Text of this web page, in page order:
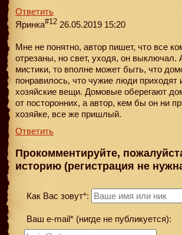
Ответить
Яринка#12 26.05.2019 15:20
Мне не понятно, автор пишет, что все
отрезаны, но свет, уходя, он выключал.
мистики, то вполне может быть, что
понравилось, что чужие люди приходят
хозяйские вещи. Домовые оберегают
от посторонних, а автор, кем бы он ни
хозяйке, все же пришлый.
Ответить
Прокомментируйте,
историю (регистрация не
Как Вас зовут*:
Ваш e-mail* (нигде не публикуется):